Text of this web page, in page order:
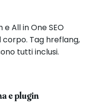
All in One SEO
Tag hreflang,
tutti inclusi.
e plugin